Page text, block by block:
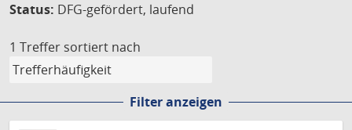
Status: DFG-gefördert, laufend
1 Treffer sortiert nach
Filter anzeigen